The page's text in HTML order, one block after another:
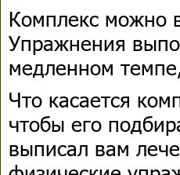
Комплекс можно
Упражнения
медленном
Что касается
чтобы его
выписал вам